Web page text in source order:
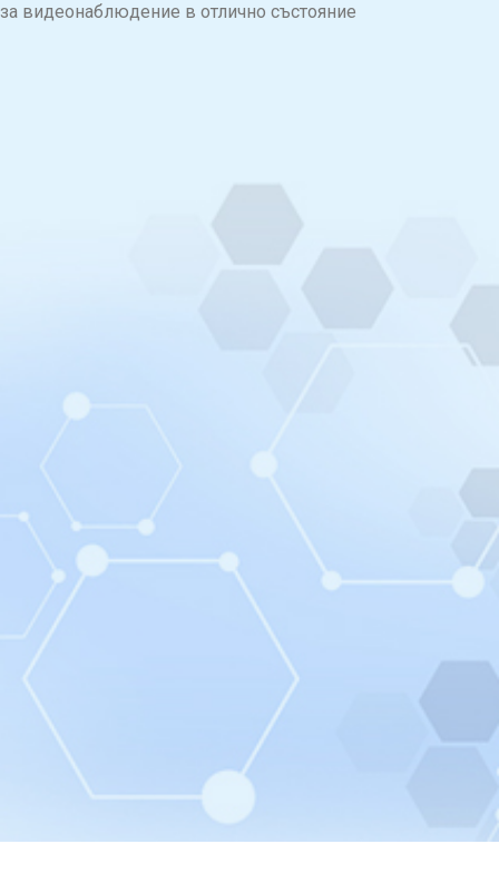
за видеонаблюдение в отлично състояние